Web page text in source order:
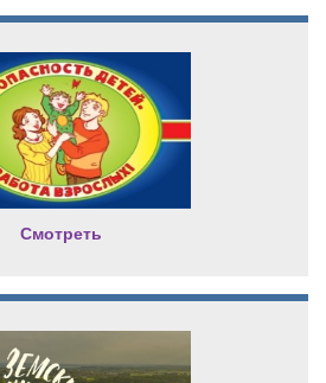
Смотреть